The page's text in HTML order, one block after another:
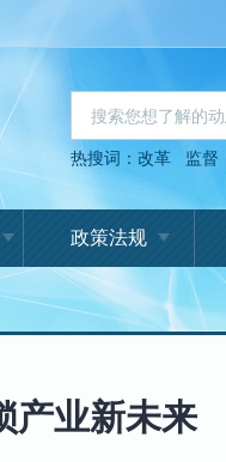
热搜词：改革 监督
政策法规
产业新未来